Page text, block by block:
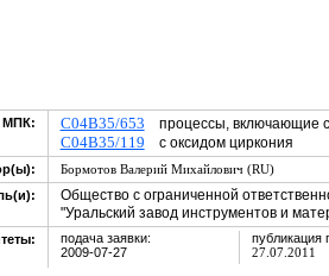
МПК: C04B35/653 процессы, включающие
C04B35/119 с оксидом циркония
Бормотов Валерий Михайлович (RU)
Общество с ограниченной
"Уральский завод инструментов и
подача заявки:
2009-07-27
публикация
27.07.2011